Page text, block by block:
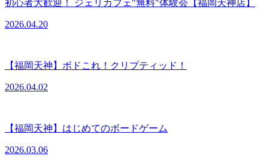
初心者大歓迎！ ジェリカフェ"無料"体験会【福岡天神店】
2026.04.20
【福岡天神】ボドこれ！クリプティッド！
2026.04.02
【福岡天神】はじめてのボードゲーム
2026.03.06